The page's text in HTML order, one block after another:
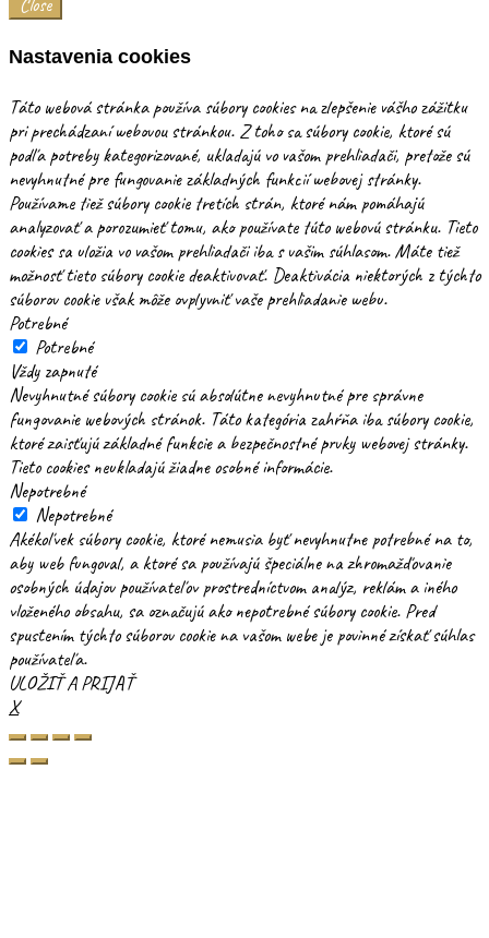
Nastavenia cookies
Táto webová stránka používa súbory cookies na zlepšenie vášho zážitku
pri prechádzaní webovou stránkou. Z toho sa súbory cookie, ktoré sú
podľa potreby kategorizované, ukladajú vo vašom prehliadači, pretože sú
nevyhnutné pre fungovanie základných funkcií webovej stránky.
Používame tiež súbory cookie tretích strán, ktoré nám pomáhajú
analyzovať a porozumieť tomu, ako používate túto webovú stránku. Tieto
cookies sa uložia vo vašom prehliadači iba s vašim súhlasom. Máte tiež
možnosť tieto súbory cookie deaktivovať. Deaktivácia niektorých z týchto
súborov cookie však môže ovplyvniť vaše prehliadanie webu.
Potrebné
Potrebné
Vždy zapnuté
Nevyhnutné súbory cookie sú absolútne nevyhnutné pre správne
fungovanie webových stránok. Táto kategória zahŕňa iba súbory cookie,
ktoré zaisťujú základné funkcie a bezpečnostné prvky webovej stránky.
Tieto cookies neukladajú žiadne osobné informácie.
Nepotrebné
Nepotrebné
Akékoľvek súbory cookie, ktoré nemusia byť nevyhnutne potrebné na to,
aby web fungoval, a ktoré sa používajú špeciálne na zhromažďovanie
osobných údajov používateľov prostredníctvom analýz, reklám a iného
vloženého obsahu, sa označujú ako nepotrebné súbory cookie. Pred
spustením týchto súborov cookie na vašom webe je povinné získať súhlas
používateľa.
ULOŽIŤ A PRIJAŤ
X